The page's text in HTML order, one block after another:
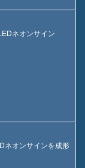
ネオンサイン
ネオンサインを成形